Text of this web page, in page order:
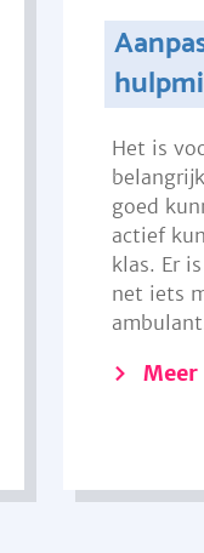
Het is
goed
actief
klas. Er
net iets